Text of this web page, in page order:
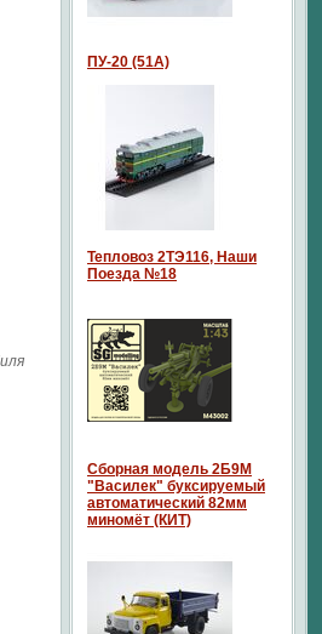
ПУ-20 (51А)
Тепловоз 2ТЭ116, Наши
Поезда №18
Сборная модель 2Б9М
"Василек" буксируемый
автоматический 82мм
миномёт (КИТ)